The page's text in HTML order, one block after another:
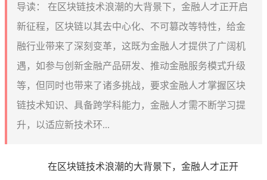
导读：
在区块链技术浪潮的大背景下，金融人才正开启
新征程，区块链以其去中心化、不可篡改等特性，给金
融行业带来了深刻变革，这既为金融人才提供了广阔机
遇，如参与创新金融产品研发、推动金融服务模式升级
等，但同时也带来了诸多挑战，要求金融人才掌握区块
链技术知识、具备跨学科能力，金融人才需不断学习提
升，以适应新技术环...
在区块链技术浪潮的大背景下，金融人才正开